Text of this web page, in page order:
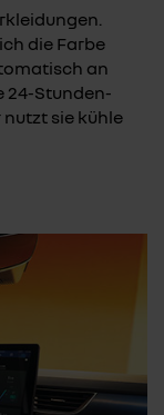
die Farbe
an
24-Stunden-
nutzt sie kühle